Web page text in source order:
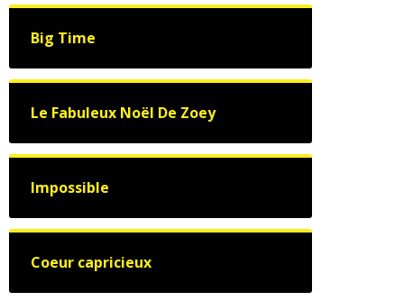
Big Time
Le Fabuleux Noël De Zoey
Impossible
Coeur capricieux